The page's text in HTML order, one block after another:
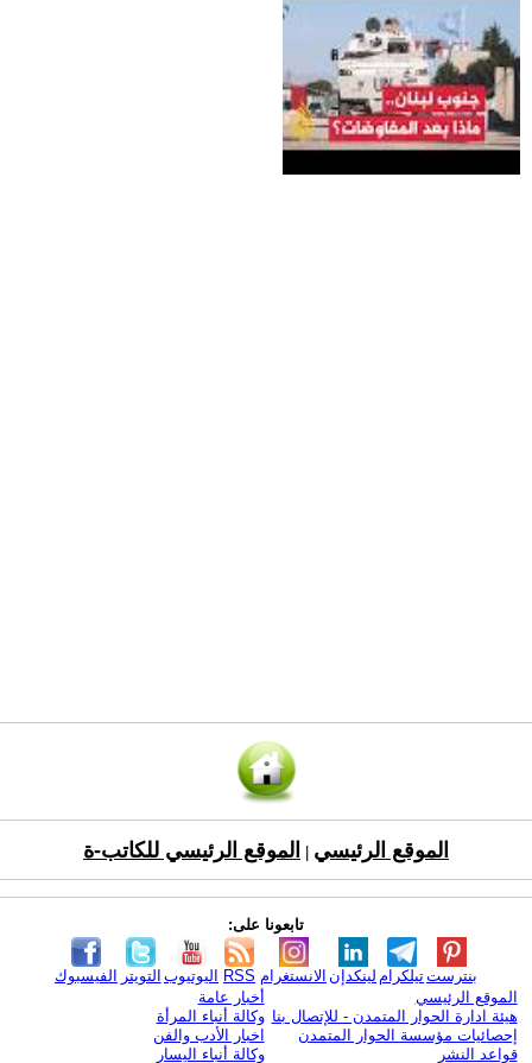
الموقع الرئيسي الموقع الرئيسي للكاتب-ة
تابعونا على:
الفيسبوك التويتر اليوتيوب RSS الانستغرام لينكدإن تيلكرامبنترست
الموقع الرئيسي
هيئة ادارة الحوار المتمدن - للإتصال بنا
إحصائيات مؤسسة الحوار المتمدن
قواعد النشر
أخبار عامة
وكالة أنباء المرأة
اخبار الأدب والفن
وكالة أنباء اليسار